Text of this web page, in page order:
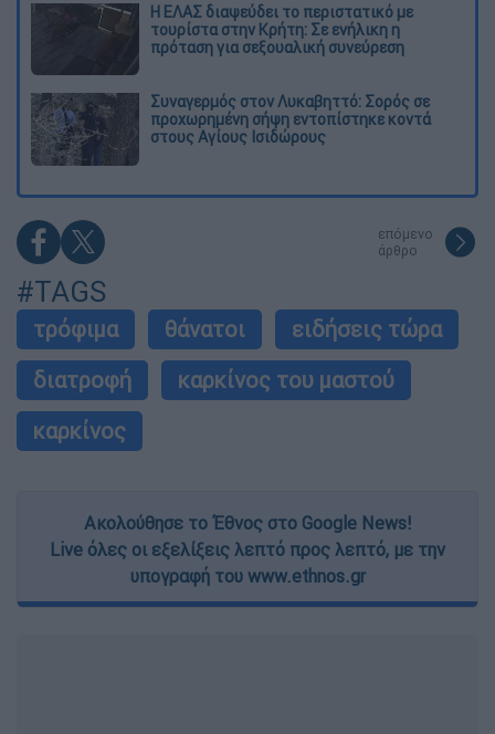
Η ΕΛΑΣ διαψεύδει το περιστατικό με
τουρίστα στην Κρήτη: Σε ενήλικη η
πρόταση για σεξουαλική συνεύρεση
Συναγερμός στον Λυκαβηττό: Σορός σε
προχωρημένη σήψη εντοπίστηκε κοντά
στους Αγίους Ισιδώρους
επόμενο
άρθρο
#TAGS
τρόφιμα θάνατοι
ειδήσεις τώρα
διατροφή
καρκίνος του μαστού
καρκίνος
Ακολούθησε το Έθνος στο Google News!
Live όλες οι εξελίξεις λεπτό προς λεπτό, με την
υπογραφή του www.ethnos.gr